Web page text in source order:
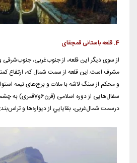
4. قلعه باستانی قمچقای
از سوی دیگر این قلعه، از جنوب‌غربی، جنوب‌شرقی
مشرف است.این قلعه از سمت شمال که، ارتفاع
و محکم از سنگ لاشه با ملات و برج‌های نیمه
سفال‌هایی از دوره
درسمت شمال‌غربی، بقایایي از دیواره‌ها و